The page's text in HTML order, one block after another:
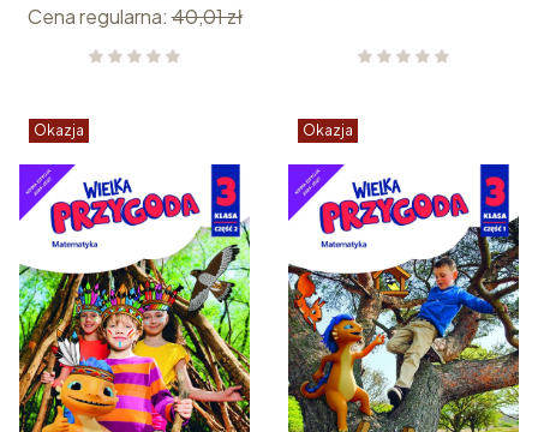
Cena regularna: 40,01 zł
Okazja Okazja